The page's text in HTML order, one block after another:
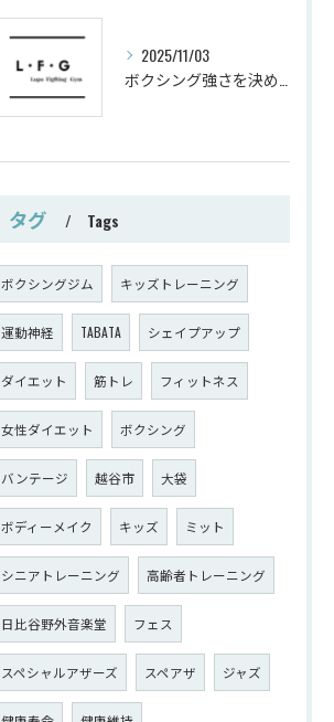
2025/11/03
タグ Tags
ボクシングジム キッズトレーニング
運動神経 TABATA シェイプアップ
ダイエット 筋トレ フィットネス
女性ダイエット ボクシング
バンテージ 越谷市 大袋
ボディーメイク キッズ ミット
シニアトレーニング 高齢者トレーニング
日比谷野外音楽堂 フェス
スペシャルアザーズ スペアザ ジャズ